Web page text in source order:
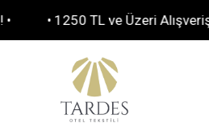
• 1250 TL ve Üzeri Alışverişlerde